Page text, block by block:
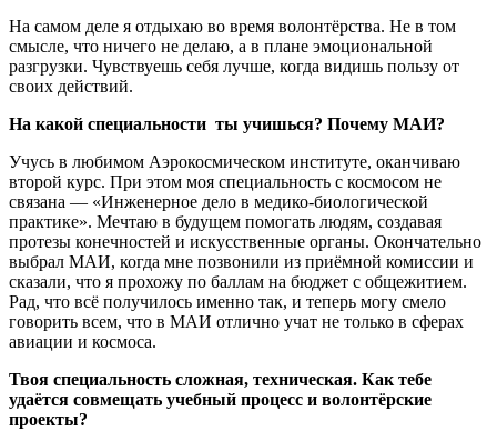
На самом деле я отдыхаю во время волонтёрства. Не в том
смысле, что ничего не делаю, а в плане эмоциональной
разгрузки. Чувствуешь себя лучше, когда видишь пользу от
своих действий.
На какой специальности ты учишься? Почему МАИ?
Учусь в любимом Аэрокосмическом институте, оканчиваю
второй курс. При этом моя специальность с космосом не
связана — «Инженерное дело в медико-биологической
практике». Мечтаю в будущем помогать людям, создавая
протезы конечностей и искусственные органы. Окончательно
выбрал МАИ, когда мне позвонили из приёмной комиссии и
сказали, что я прохожу по баллам на бюджет с общежитием.
Рад, что всё получилось именно так, и теперь могу смело
говорить всем, что в МАИ отлично учат не только в сферах
авиации и космоса.
Твоя специальность сложная, техническая. Как тебе
удаётся совмещать учебный процесс и волонтёрские
проекты?